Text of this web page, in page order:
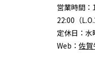
営業時間：
22:00（
定休日： 水
Web： 佐賀